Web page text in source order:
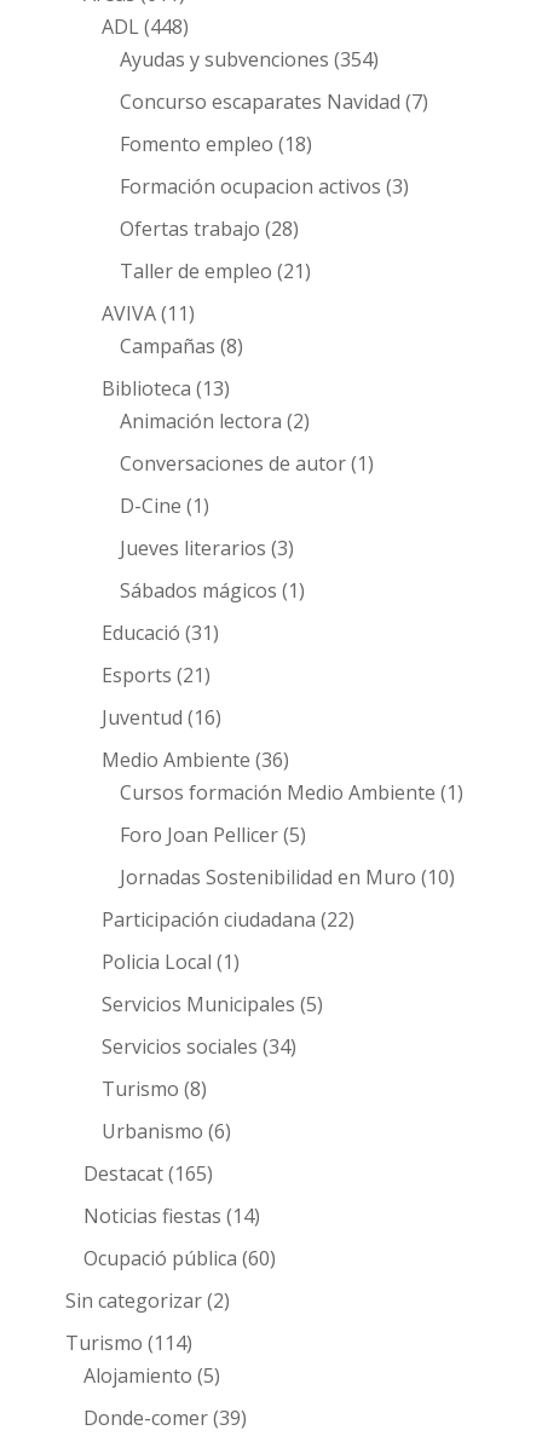
ADL(448)
Ayudas y subvenciones (354)
Concurso escaparates Navidad (7)
Fomento empleo (18)
Formación ocupacion activos (3)
Ofertas trabajo (28)
Taller de empleo (21)
AVIVA(11)
Campañas (8)
Biblioteca (13)
Animación lectora (2)
Conversaciones de autor(1)
D-Cine (1)
Jueves literarios (3)
Sábados mágicos (1)
Educació (31)
Esports (21)
Juventud (16)
Medio Ambiente (36)
Cursos formación Medio Ambiente (1)
Foro Joan Pellicer(5)
Jornadas Sostenibilidad en Muro (10)
Participación ciudadana (22)
Policia Local (1)
Servicios Municipales (5)
Servicios sociales (34)
Turismo (8)
Urbanismo (6)
Destacat(165)
Noticias fiestas (14)
Ocupació pública (60)
Sin categorizar(2)
Turismo (114)
Alojamiento (5)
Donde-comer(39)